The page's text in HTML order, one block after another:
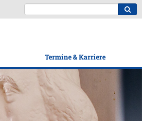
Termine & Karriere